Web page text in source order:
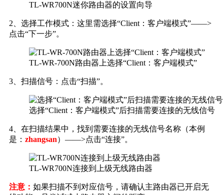
TL-WR700N迷你路由器的设置向导
2、选择工作模式：这里需选择“Client：客户端模式”——>
点击“下一步”。
TL-WR-700N路由器上选择“Client：客户端模式”
3、扫描信号：点击“扫描”。
选择“Client：客户端模式”后扫描需要连接的无线信号
4、在扫描结果中，找到需要连接的无线信号名称（本例
是： zhangsan）——>点击“连接”。
TL-WR700N连接到上级无线路由器
注意： 如果扫描不到对应信号，请确认主路由器已开启无